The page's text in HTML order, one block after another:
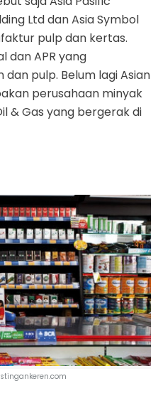
Ltd dan Asia Symbol
pulp dan kertas.
dan APR yang
pulp. Belum lagi Asian
perusahaan minyak
& Gas yang bergerak di